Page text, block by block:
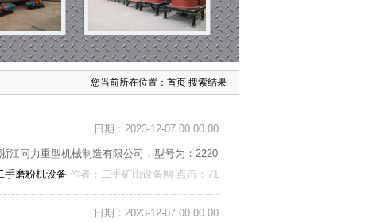
您当前所在位置： 首页 搜索结果
日期：2023-12-07 00.00.00
江同力重型机械制造有限公司，型号为：2220
手磨粉机设备 作者：二手矿山设备网 点击：71
日期：2023-12-07 00.00.00